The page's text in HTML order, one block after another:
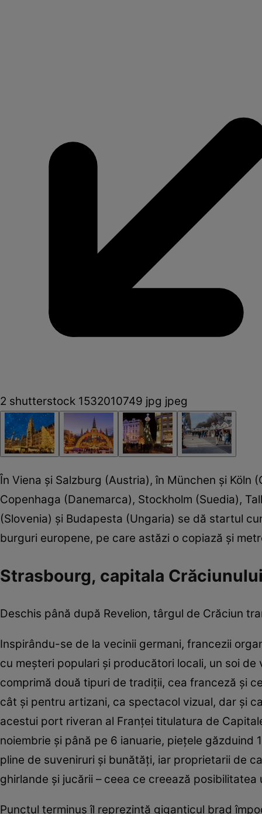
2 shutterstock 1532010749 jpg jpeg
În Viena şi Salzburg (Austria), în München şi Köln
Copenhaga (Danemarca), Stockholm (Suedia),
(Slovenia) şi Budapesta (Ungaria) se dă startul
burguri europene, pe care astăzi o copiază şi
Strasbourg, capitala
Deschis până după Revelion, târgul de Crăciun
Inspirându-se de la vecinii germani, francezii
cu meşteri populari şi producători locali, un soi
comprimă două tipuri de tradiţii, cea franceză şi
cât şi pentru artizani, ca spectacol vizual, dar şi
acestui port riveran al Franţei titulatura de
noiembrie şi până pe 6 ianuarie, pieţele
pline de suveniruri şi bunătăţi, iar proprietarii de
ghirlande şi jucării – ceea ce creează
Punctul terminus îl reprezintă giganticul brad